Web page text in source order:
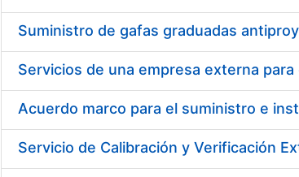
Erakutsi/Ezkutatu
Acuerdo marco para el suministro e